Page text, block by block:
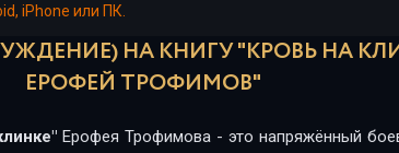
iPhone или ПК.
НА КНИГУ "КРОВЬ НА
ЕРОФЕЙ ТРОФИМОВ"
Ерофея Трофимова - это напряжённый